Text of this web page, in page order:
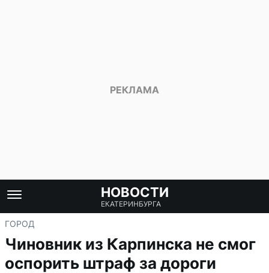
НОВОСТИ
ЕКАТЕРИНБУРГА
ГОРОД
Чиновник из Карпинска не смог
оспорить штраф за дороги